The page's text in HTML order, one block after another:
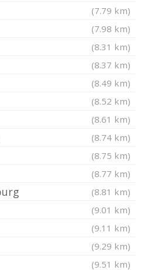
(7.79 km)
(7.98 km)
(8.31 km)
(8.37 km)
(8.49 km)
(8.52 km)
(8.61 km)
(8.74 km)
(8.75 km)
(8.77 km)
(8.81 km)
(9.01 km)
(9.11 km)
(9.29 km)
(9.51 km)